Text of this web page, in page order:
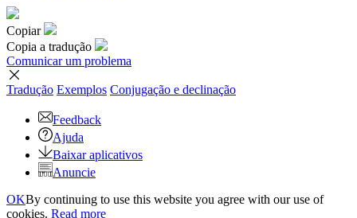
Copiar
Copia a tradução
Comunicar um problema
Tradução Exemplos Conjugação e declinação
Feedback
Ajuda
Baixar aplicativos
Anuncie
OKBy continuing to use this website you agree with our use of
cookies. Read more